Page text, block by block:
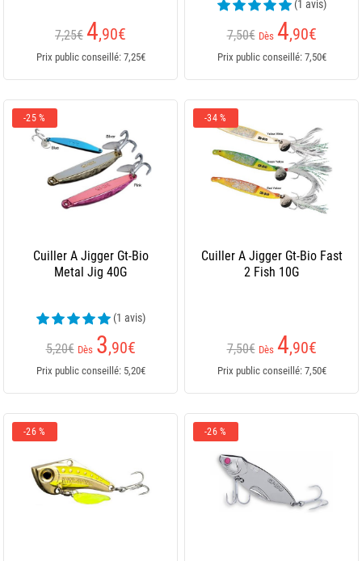
7,25€ 4,90€
Prix public conseillé: 7,25€
(1 avis)
7,50€ Dès 4,90€
Prix public conseillé: 7,50€
-25 %
Cuiller A Jigger Gt-Bio
Metal Jig 40G
(1 avis)
5,20€ Dès 3,90€
Prix public conseillé: 5,20€
-34 %
Cuiller A Jigger Gt-Bio Fast
2 Fish 10G
7,50€ Dès 4,90€
Prix public conseillé: 7,50€
-26 % -26 %